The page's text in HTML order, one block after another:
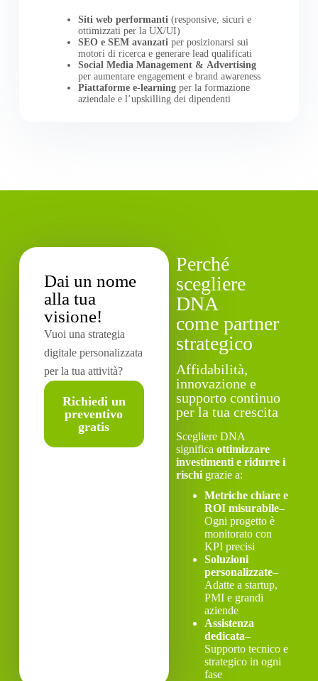
Siti web performanti (responsive, sicuri e
ottimizzati per la UX/UI)
SEO e SEM avanzati per posizionarsi sui
motori di ricerca e generare lead qualificati
Social Media Management & Advertising
per aumentare engagement e brand awareness
Piattaforme e-learning per la formazione
aziendale e l’upskilling dei dipendenti
Dai un nome
alla tua
visione!
Vuoi una strategia
digitale personalizzata
per la tua attività?
Richiedi un
preventivo
gratis
Perché
scegliere
DNA
come partner
strategico
Affidabilità,
innovazione e
supporto continuo
per la tua crescita
Scegliere DNA
significaottimizzare
investimenti e ridurre i
rischi grazie a:
Metriche chiare e
ROI misurabile–
Ogni progetto è
monitorato con
KPI precisi
Soluzioni
personalizzate–
Adatte a startup,
PMI e grandi
aziende
Assistenza
dedicata–
Supporto tecnico e
strategico in ogni
fase